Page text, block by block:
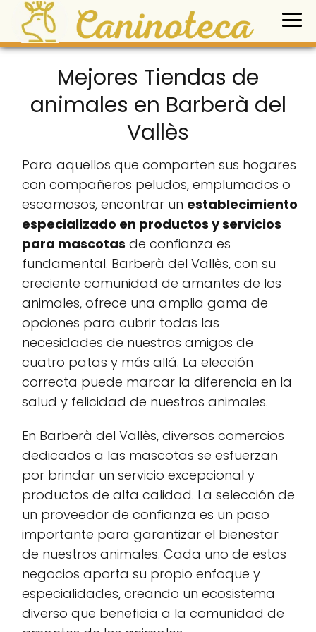
Mejores Tiendas de
animales en Barberà del
Vallès
Para aquellos que comparten sus hogares
con compañeros peludos, emplumados o
escamosos, encontrar un establecimiento
especializado en productos y servicios
para mascotas de confianza es
fundamental. Barberà del Vallès, con su
creciente comunidad de amantes de los
animales, ofrece una amplia gama de
opciones para cubrir todas las
necesidades de nuestros amigos de
cuatro patas y más allá. La elección
correcta puede marcar la diferencia en la
salud y felicidad de nuestros animales.
En Barberà del Vallès, diversos comercios
dedicados a las mascotas se esfuerzan
por brindar un servicio excepcional y
productos de alta calidad. La selección de
un proveedor de confianza es un paso
importante para garantizar el bienestar
de nuestros animales. Cada uno de estos
negocios aporta su propio enfoque y
especialidades, creando un ecosistema
diverso que beneficia a la comunidad de